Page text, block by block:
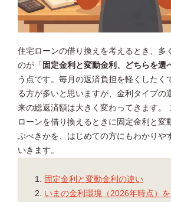
住宅ローンの借り換えを考えるとき、多
のが「 固定金利と変動金利、どちらを選
う点です。毎月の返済負担を軽くしたく
る方が多いと思いますが、金利タイプの
来の総返済額は大きく変わってきます。
ローンを借り換えるときに固定金利と変
ぶべきかを、はじめての方にもわかりや
いきます。
固定金利と変動金利の違い
いまの金利環境（2026年時点）